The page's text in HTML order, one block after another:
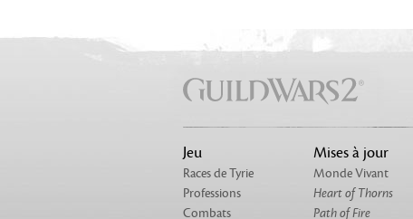
Jeu
Races de Tyrie
Professions
Combats
Mises à jour
Monde Vivant
Heart of Thorns
Path of Fire